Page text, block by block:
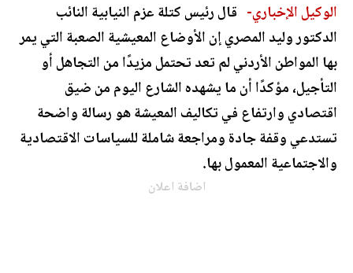
الوكيل الإخباري- قال رئيس كتلة عزم النيابية النائب
الدكتور وليد المصري إن الأوضاع المعيشية الصعبة التي يمر
بها المواطن الأردني لم تعد تحتمل مزيدًا من التجاهل أو
التأجيل، مؤكدًا أن ما يشهده الشارع اليوم من ضيق
اقتصادي وارتفاع في تكاليف المعيشة هو رسالة واضحة
تستدعي وقفة جادة ومراجعة شاملة للسياسات الاقتصادية
والاجتماعية المعمول بها.
اضافة اعلان